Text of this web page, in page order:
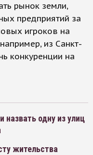
рынок земли,
предприятий за
игроков на
из Санкт-
конкуренции на
одну из улиц
жительства